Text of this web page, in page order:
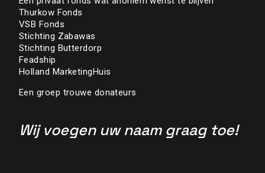
Thurkow Fonds
VSB Fonds
Stichting Zabawas
Stichting Butterdorp
Feadship
Holland MarketingHuis
Een groep trouwe donateurs
Wij voegen uw naam graag toe!